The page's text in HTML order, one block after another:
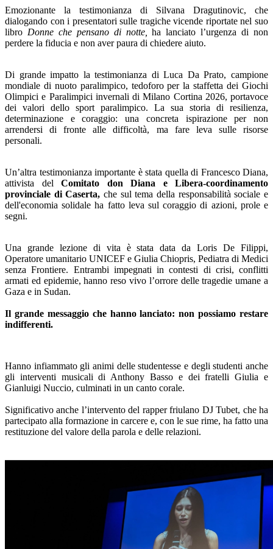
Emozionante la testimonianza di Silvana Dragutinovic, che
dialogando con i presentatori sulle tragiche vicende riportate nel suo
libro Donne che pensano di notte,halanciato l’urgenza di non
perdere la fiducia e non aver paura di chiedere aiuto.
Di grande impatto la testimonianza diLuca Da Prato, campione
mondiale di nuoto paralimpico, tedoforo per la staffetta dei Giochi
Olimpici e Paralimpici invernali di Milano Cortina 2026, portavoce
dei valori dello sport paralimpico. La sua storia di resilienza,
determinazione e coraggio: una concreta ispirazione pernon
arrendersi di fronte alle difficoltà, ma fare leva sulle risorse
personali.
Un’altra testimonianza importante è stata quella di FrancescoDiana,
attivista del Comitato don Diana e Libera-coordinamento
provinciale di Caserta, che sul tema della responsabilità sociale e
dell'economia solidale ha fatto leva sulcoraggio di azioni, prole e
segni.
Una grande lezione di vita è stata data daLoris De Filippi,
Operatore umanitario UNICEF e Giulia Chiopris, Pediatra di Medici
senza Frontiere. Entrambi impegnati in contesti di crisi, conflitti
armati ed epidemie, hanno reso vivo l’orrore delletragedie umane a
Gaza e in Sudan.
Il grande messaggio che hanno lanciato: non possiamo restare
indifferenti.
Hanno infiammato gli animi delle studentesse e degli studenti anche
gli interventi musicali di Anthony Basso e dei fratelli Giulia e
Gianluigi Nuccio, culminati in un canto corale.
Significativo anche l’intervento del rapper friulano DJ Tubet, che ha
partecipato alla formazione in carcere e, con le sue rime, ha fatto una
restituzione del valore della parola e delle relazioni.